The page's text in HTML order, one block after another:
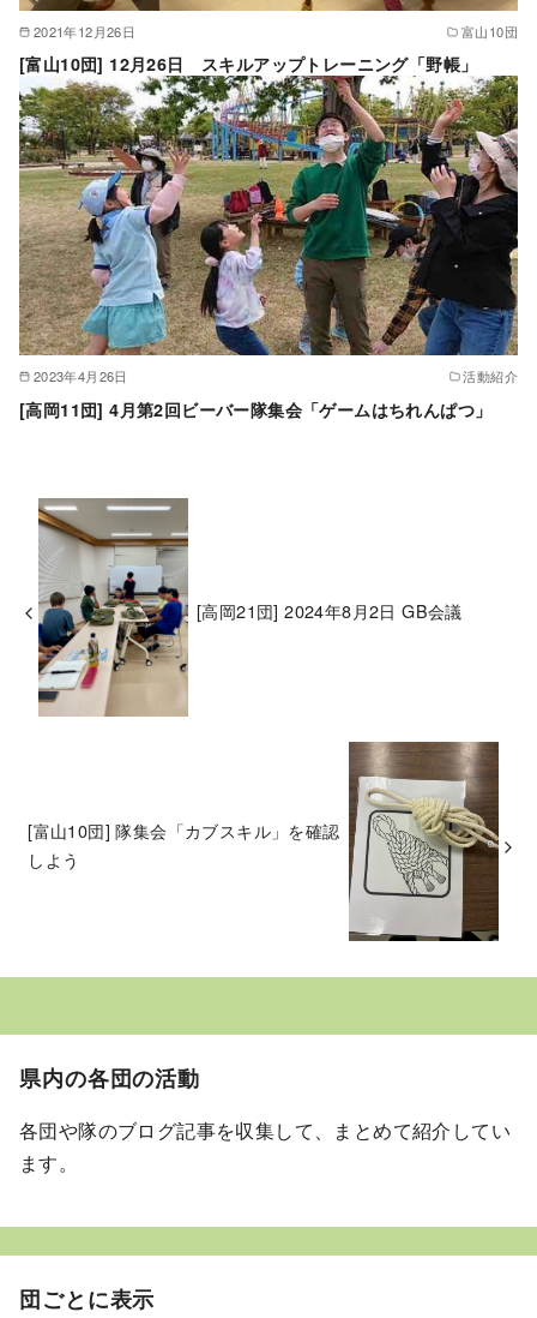
2021年12月26日 富山10団
[富山10団] 12月26日 スキルアップトレーニング「野帳」
2023年4月26日 活動紹介
[高岡11団] 4月第2回ビーバー隊集会「ゲームはちれんぱつ」
[高岡21団] 2024年8月2日 GB会議
[富山10団] 隊集会「カブスキル」を確認
しよう
県内の各団の活動
各団や隊のブログ記事を収集して、まとめて紹介してい
ます。
団ごとに表示